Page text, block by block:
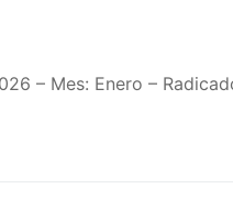
– Mes: Enero –